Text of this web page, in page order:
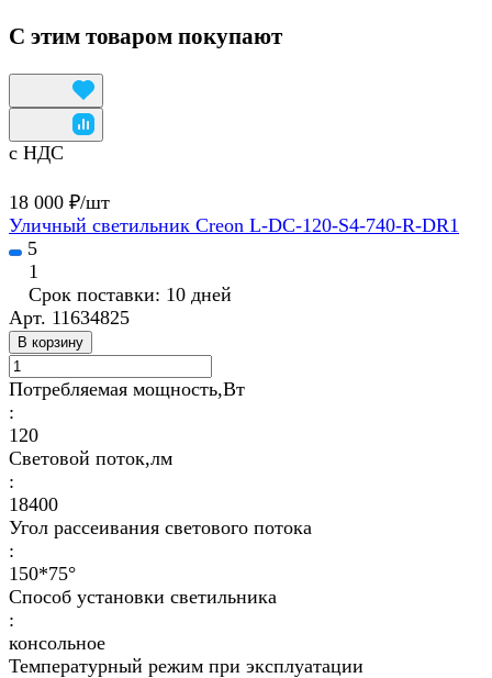
С этим товаром покупают
с НДС
18 000 ₽/шт
Уличный светильник Creon L-DC-120-S4-740-R-DR1
5
1
Срок поставки: 10 дней
Арт. 11634825
В корзину
Потребляемая мощность,Вт
:
120
Световой поток,лм
:
18400
Угол рассеивания светового потока
:
150*75°
Способ установки светильника
:
консольное
Температурный режим при эксплуатации